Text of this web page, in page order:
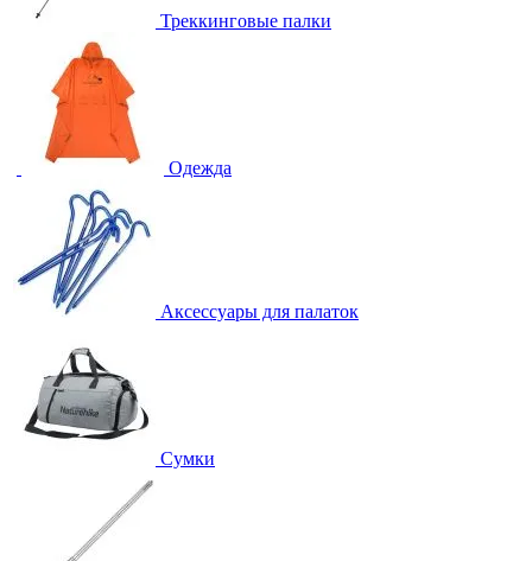
Треккинговые палки
Одежда
Аксессуары для палаток
Сумки